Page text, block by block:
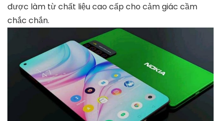
được làm từ chất liệu cao cấp cho cảm giác cầm
chắc chắn.